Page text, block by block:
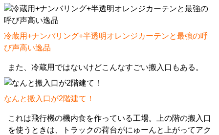
冷蔵用+ナンバリング+半透明オレンジカーテンと最強の呼
び声高い逸品
また、冷蔵用ではないけどこんなすごい搬入口もある。
なんと搬入口が2階建て！
これは飛行機の機内食を作っている工場。上の階の搬入口
を使うときは、トラックの荷台がにゅーんと上がってアク